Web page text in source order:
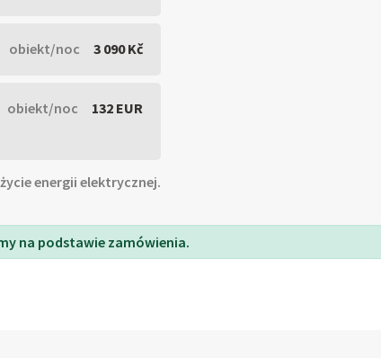
obiekt/noc 3 090 Kč
obiekt/noc
132 EUR
energii elektrycznej.
na podstawie zamówienia.